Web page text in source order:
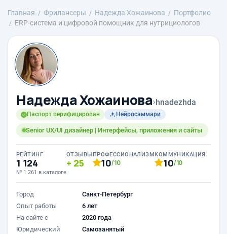
Главная Фрилансеры Надежда Хожаинова
Портфолио
ERP-система и цифровой помощник для нутрициологов
Надежда Хожаинова›hnadezhda
Паспорт верифицирован Нейросаммари
Senior UX/UI дизайнер | Интерфейсы, приложения и сайты
РЕЙТИНГ
1 124
№ 1 261 в каталоге
ОТЗЫВЫ
25
ПРОФЕССИОНАЛИЗМ
10/10
КОММУНИКАЦИЯ
10/10
Город
Санкт-Петербург
Опыт работы
6 лет
На сайте с
2020 года
Юридический
Самозанятый